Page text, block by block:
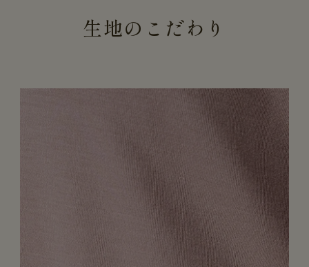
生地のこだわり